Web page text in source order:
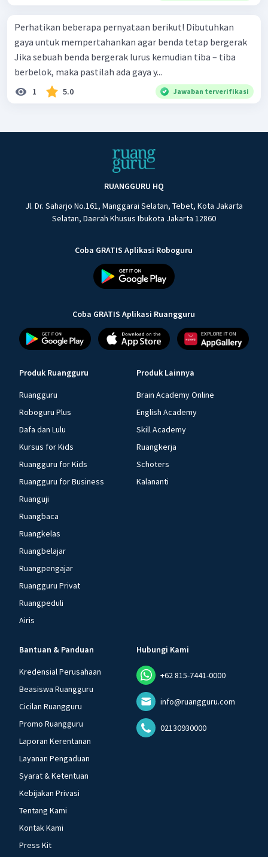
Perhatikan beberapa pernyataan berikut! Dibutuhkan
gaya untuk mempertahankan agar benda tetap bergerak
Jika sebuah benda bergerak lurus kemudian tiba – tiba
berbelok, maka pastilah ada gaya y...
1 5.0 Jawaban terverifikasi
RUANGGURU HQ
Jl. Dr. Saharjo No.161, Manggarai Selatan, Tebet, Kota Jakarta
Selatan, Daerah Khusus Ibukota Jakarta 12860
Coba GRATIS Aplikasi Roboguru
Coba GRATIS Aplikasi Ruangguru
Produk Ruangguru
Ruangguru
Roboguru Plus
Dafa dan Lulu
Kursus for Kids
Ruangguru for Kids
Ruangguru for Business
Ruanguji
Ruangbaca
Ruangkelas
Ruangbelajar
Ruangpengajar
Ruangguru Privat
Ruangpeduli
Airis
Produk Lainnya
Brain Academy Online
English Academy
Skill Academy
Ruangkerja
Schoters
Kalananti
Bantuan & Panduan
Kredensial Perusahaan
Beasiswa Ruangguru
Cicilan Ruangguru
Promo Ruangguru
Laporan Kerentanan
Layanan Pengaduan
Syarat & Ketentuan
Kebijakan Privasi
Tentang Kami
Kontak Kami
Press Kit
Hubungi Kami
+62 815-7441-0000
info@ruangguru.com
02130930000